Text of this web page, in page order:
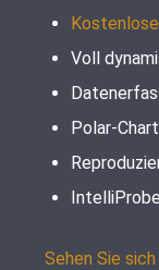
Voll
Polar-
Sehen Sie